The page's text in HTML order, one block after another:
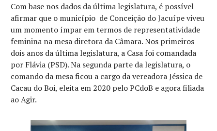
Com base nos dados da última legislatura, é possível
afirmar que o município de Conceição do Jacuípe viveu
um momento ímpar em termos de representatividade
feminina na mesa diretora da Câmara. Nos primeiros
dois anos da última legislatura, a Casa foi comandada
por Flávia (PSD). Na segunda parte da legislatura, o
comando da mesa ficou a cargo da vereadora Jéssica de
Cacau do Boi, eleita em 2020 pelo PCdoB e agora filiada
ao Agir.